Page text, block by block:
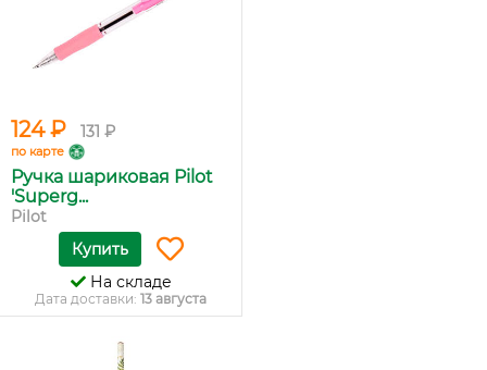
124 ₽ 131 ₽
по карте
Ручка шариковая Pilot
'Superg...
Pilot
Купить
На складе
Дата доставки: 13 августа